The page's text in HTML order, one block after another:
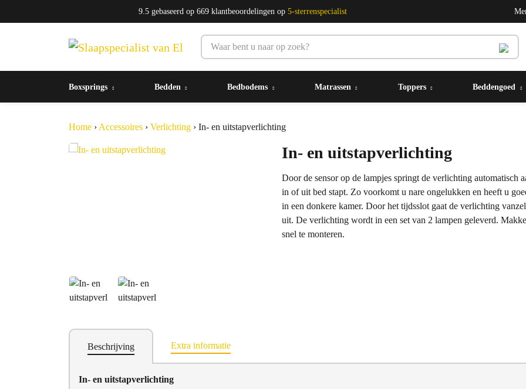
9.5 gebaseerd op 669 klantbeoordelingen op 5-sterrenspecialist
Boxsprings Bedden Bedbodems Matrassen Toppers Beddengoed
Home ›Accessoires › Verlichting › In- en uitstapverlichting
In- en uitstapverlichting
Door de sensor op de lampjes springt de verlichting automatisch
in of uit bed stapt. Zo voorkomt u nare ongelukken en heeft u
in een donkere kamer. Door het tijdsslot gaat de verlichting
uit. De verlichting wordt in een set van 2 lampen geleverd.
snel te monteren.
Beschrijving Extra informatie
In- en uitstapverlichting